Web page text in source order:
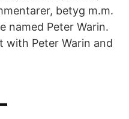
betyg m.m.
named Peter Warin.
with Peter Warin and